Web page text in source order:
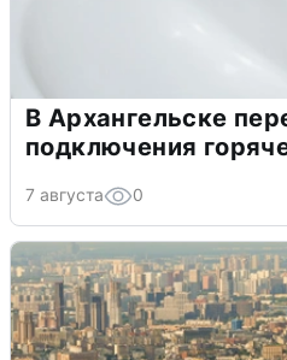
В Архангельске
подключения
7 августа 0